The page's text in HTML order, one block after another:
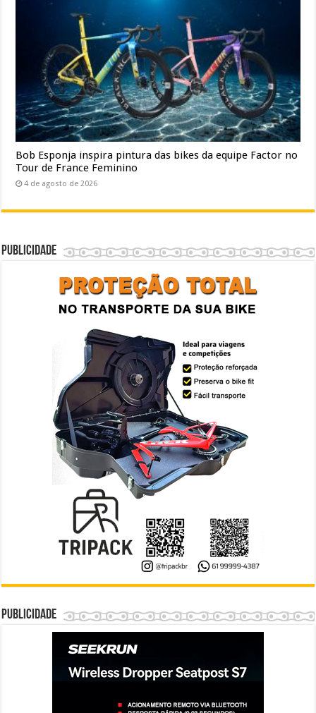
Bob Esponja inspira pintura das bikes da equipe Factor no
Tour de France Feminino
4 de agosto de 2026
Publicidade
Publicidade